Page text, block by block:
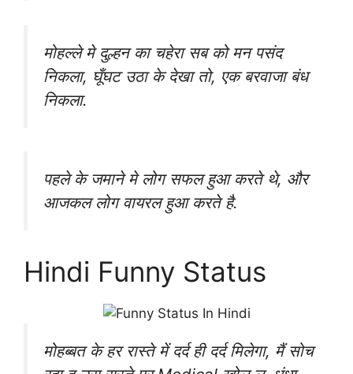
मोहल्ले मे दुल्हन का चहेरा सब को मन पसंद
निकला, घूँघट उठा के देखा तो, एक बरवाजा बंध
निकला.
पहले के जमाने मे लोग सफल हुआ करते थे, और
आजकल लोग वायरल हुआ करते है.
Hindi Funny Status
मोहब्बत के हर रास्ते में दर्द ही दर्द मिलेगा, मैं सोच